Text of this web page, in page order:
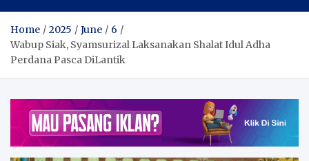
Home 2025 June
6
Wabup Siak, Syamsurizal Laksanakan Shalat Idul Adha
Perdana Pasca DiLantik